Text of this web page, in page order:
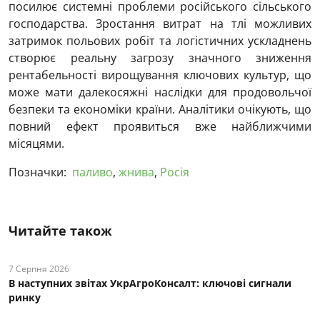
посилює системні проблеми російського сільського
господарства. Зростання витрат на тлі можливих
затримок польових робіт та логістичних ускладнень
створює реальну загрозу значного зниження
рентабельності вирощування ключових культур, що
може мати далекосяжні наслідки для продовольчої
безпеки та економіки країни. Аналітики очікують, що
повний ефект проявиться вже найближчими
місяцями.
Позначки: паливо, жнива, Росія
Читайте також
7 Серпня 2026
В наступних звітах УкрАгроКонсалт: ключові cигнали
ринку